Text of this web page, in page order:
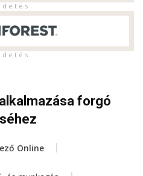
d e t é s
d e t é s
forgó
Online